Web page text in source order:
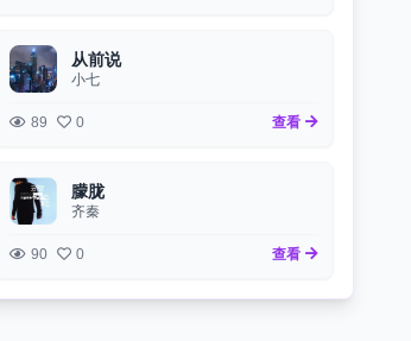
从前说
小七
89 0 查看
朦胧
齐秦
90 0 查看